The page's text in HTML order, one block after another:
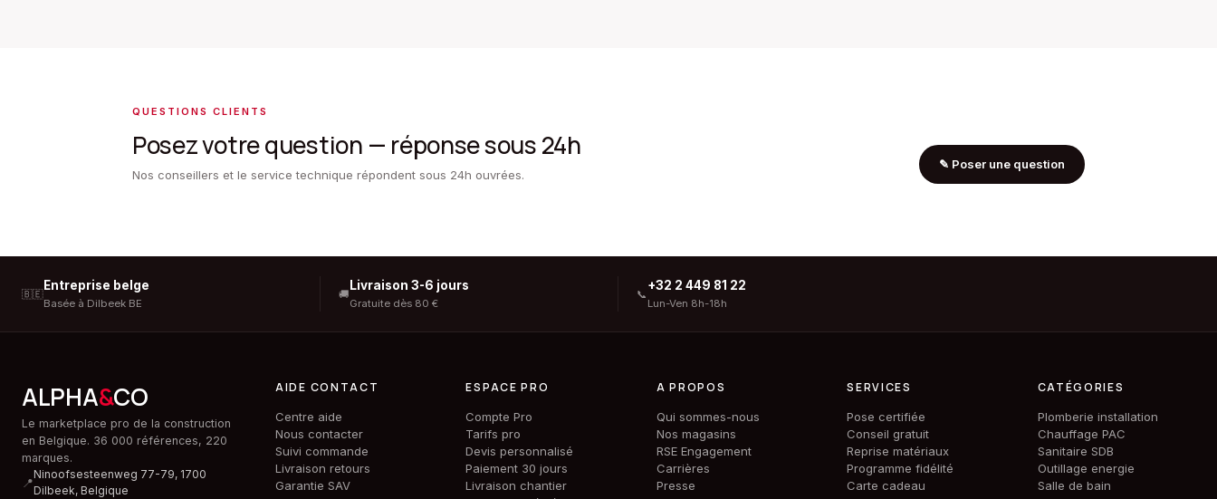
QUESTIONS CLIENTS
Posez votre question — réponse sous 24h
Nos conseillers et le service technique répondent sous 24h ouvrées.
✎ Poser une question
🇧🇪
Entreprise belge
Basée à Dilbeek BE
🚚
Livraison 3-6 jours
Gratuite dès 80 €
📞
+32 2 449 81 22
Lun-Ven 8h-18h
ALPHA&CO
Le marketplace pro de la construction
en Belgique. 36 000 références, 220
marques.
📍
Ninoofsesteenweg 77-79, 1700
Dilbeek, Belgique
AIDE CONTACT
Centre aide
Nous contacter
Suivi commande
Livraison retours
Garantie SAV
ESPACE PRO
Compte Pro
Tarifs pro
Devis personnalisé
Paiement 30 jours
Livraison chantier
A PROPOS
Qui sommes-nous
Nos magasins
RSE Engagement
Carrières
Presse
SERVICES
Pose certifiée
Conseil gratuit
Reprise matériaux
Programme fidélité
Carte cadeau
CATÉGORIES
Plomberie installation
Chauffage PAC
Sanitaire SDB
Outillage energie
Salle de bain